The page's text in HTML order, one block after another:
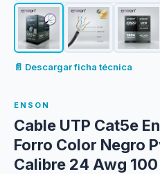
📄 Descargar ficha técnica
ENSON
Cable UTP Cat5e
Forro Color Negro
Calibre 24 Awg